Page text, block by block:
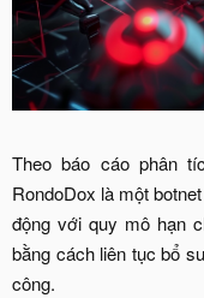
Theo báo cáo phân
RondoDox là một
động với quy mô hạn
bằng cách liên tục bổ
công.